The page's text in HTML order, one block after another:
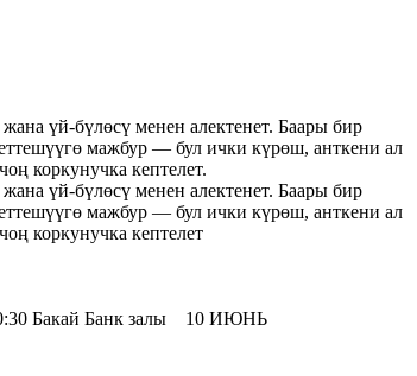
үй-бүлөсү менен алектенет. Баары бир
мажбур — бул ички күрөш, анткени ал
коркунучка кептелет.
үй-бүлөсү менен алектенет. Баары бир
мажбур — бул ички күрөш, анткени ал
коркунучка кептелет
10 ИЮНЬ